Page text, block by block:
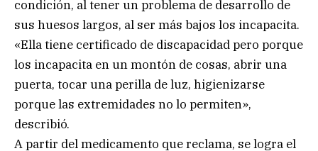
condición, al tener un problema de desarrollo de
sus huesos largos, al ser más bajos los incapacita.
«Ella tiene certificado de discapacidad pero porque
los incapacita en un montón de cosas, abrir una
puerta, tocar una perilla de luz, higienizarse
porque las extremidades no lo permiten»,
describió.
A partir del medicamento que reclama, se logra el